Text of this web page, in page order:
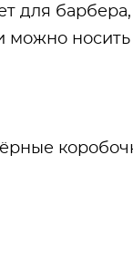
барбера,